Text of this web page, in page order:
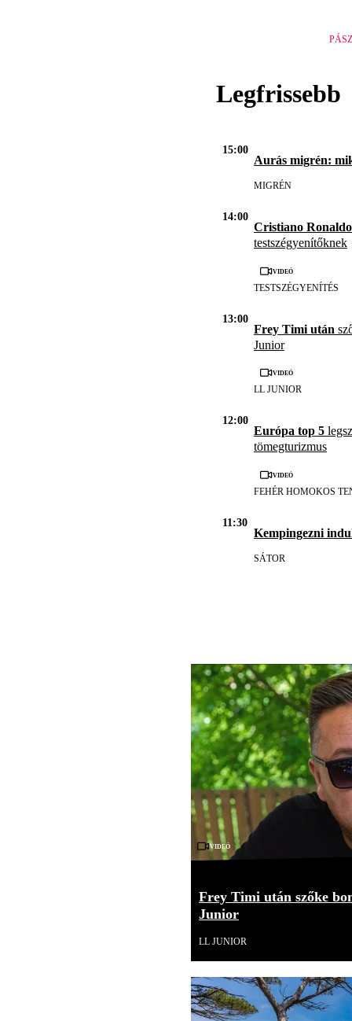
Legfrissebb
15:00
Aurás migrén:
MIGRÉN
14:00
Cristiano
testszégyenítőknek
Videó
TESTSZÉGYENÍTÉS
13:00
Frey Timi után
Junior
Videó
LL JUNIOR
12:00
Európa top 5
tömegturizmus
Videó
FEHÉR HOMOKOS
11:30
Kempingezni
SÁTOR
Videó
Frey Timi után szőke
Junior
LL JUNIOR